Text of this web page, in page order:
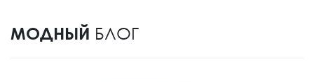
МОДНЫЙ БЛОГ